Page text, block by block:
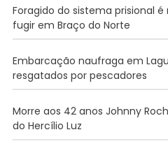
Foragido do sistema prisional
fugir em Braço do Norte
Embarcação naufraga em
resgatados por pescadores
Morre aos 42 anos Johnny
do Hercílio Luz